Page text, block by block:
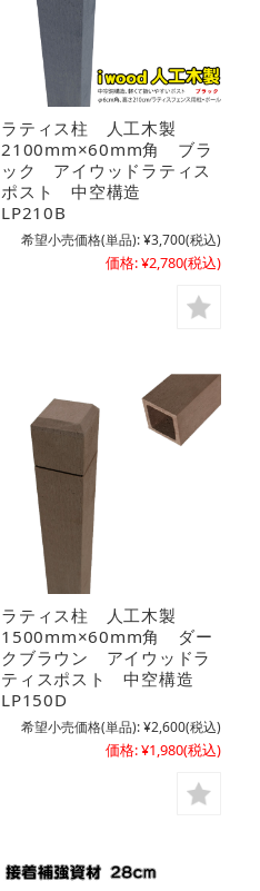
ラティス柱 人工木製
2100mm×60mm角 ブラ
ック アイウッドラティス
ポスト 中空構造
LP210B
希望小売価格(単品):¥3,700(税込)
価格:¥2,780(税込)
ラティス柱 人工木製
1500mm×60mm角 ダー
クブラウン アイウッドラ
ティスポスト 中空構造
LP150D
希望小売価格(単品):¥2,600(税込)
価格:¥1,980(税込)